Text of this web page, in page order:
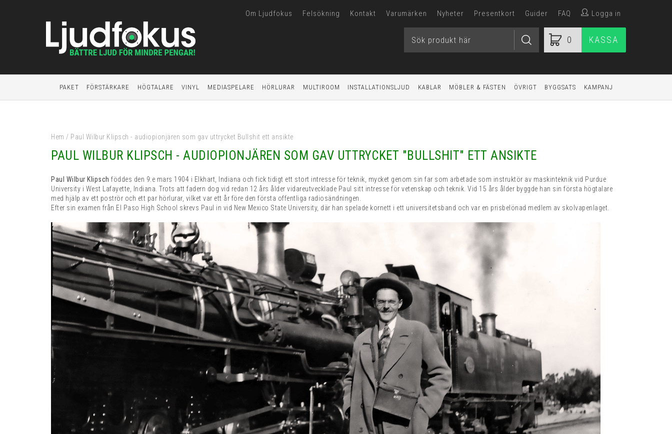
Om Ljudfokus Felsökning Kontakt Varumärken Nyheter Presentkort Guider FAQ Logga in
0 KASSA
PAKET FÖRSTÄRKARE HÖGTALARE VINYL MEDIASPELARE HÖRLURAR MULTIROOM INSTALLATIONSLJUD KABLAR MÖBLER & FÄSTEN ÖVRIGT BYGGSATS KAMPANJ
Hem / Paul Wilbur Klipsch - audiopionjären som gav uttrycket Bullshit ett ansikte
PAUL WILBUR KLIPSCH - AUDIOPIONJÄREN SOM GAV UTTRYCKET "BULLSHIT" ETT ANSIKTE
Paul Wilbur Klipsch föddes den 9:e mars 1904 i Elkhart, Indiana och fick tidigt ett stort intresse för teknik, mycket genom sin far som arbetade som instruktör av maskinteknik vid Purdue
University i West Lafayette, Indiana. Trots att fadern dog vid redan 12 års ålder vidareutvecklade Paul sitt intresse för vetenskap och teknik. Vid 15 års ålder byggde han sin första högtalare
med hjälp av ett poströr och ett par hörlurar, vilket var ett år före den första offentliga radiosändningen.
Efter sin examen från El Paso High School skrevs Paul in vid New Mexico State University, där han spelade kornett i ett universitetsband och var en prisbelönad medlem av skolvapenlaget.